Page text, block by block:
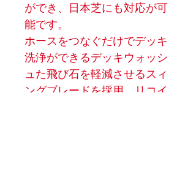
ができ、日本芝にも対応が可
能です。
ホースをつなぐだけでデッキ
洗浄ができるデッキウォッシ
ュた飛び石を軽減させるスィ
ングブレードを採用。リコイ